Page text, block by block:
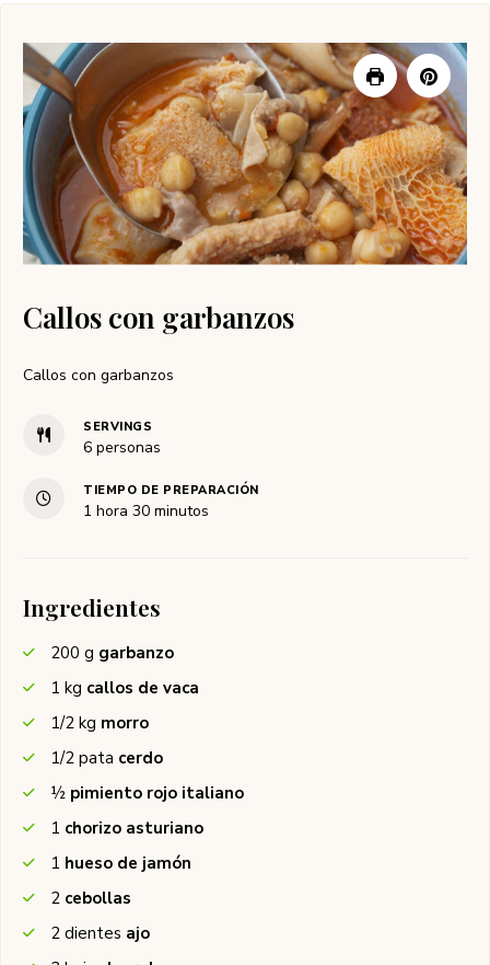
Callos con garbanzos
Callos con garbanzos
SERVINGS
6 personas
TIEMPO DE PREPARACIÓN
1 hora
hora 30minutos
minutos
Ingredientes
200 g garbanzo
1 kg callos de vaca
1/2 kg morro
1/2 pata cerdo
½ pimiento rojo italiano
1 chorizo asturiano
1 hueso de jamón
2 cebollas
2 dientes ajo